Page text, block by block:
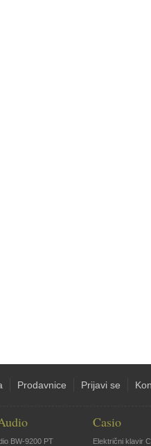
Prodavnice Prijavi se
BW-9200 PT
Casio
Električni klavir